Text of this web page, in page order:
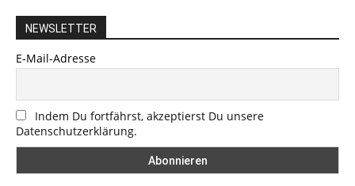
NEWSLETTER
E-Mail-Adresse
Indem Du fortfährst, akzeptierst Du unsere
Datenschutzerklärung.